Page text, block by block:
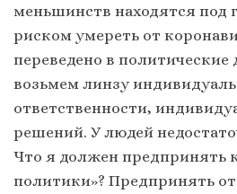
меньшинств находятся под
риском умереть от
переведено в политические
возьмем линзу
ответственности,
решений. У людей
Что я должен предпринять
политики»? Предпринять